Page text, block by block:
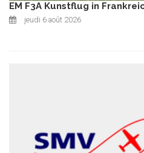
EM F3A Kunstflug in
jeudi 6 août 2026